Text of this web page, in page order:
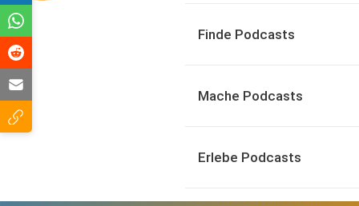
Finde Podcasts
Mache Podcasts
Erlebe Podcasts